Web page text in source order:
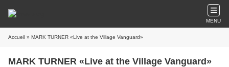
MENU
Accueil » MARK TURNER «Live at the Village Vanguard»
MARK TURNER «Live at the Village Vanguard»